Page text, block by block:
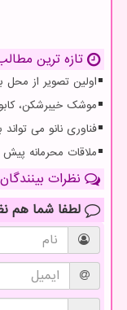
تازه ترین
اولین تصویر از محل
موشک خیبرشکن،
فناوری نانو می
ملاقات محرمانه پیش
نظرات
لطفا شما هم